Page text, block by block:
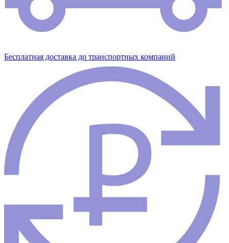
Бесплатная доставка до транспортных компаний